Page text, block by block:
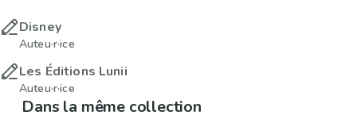
Disney
Auteu·r·ice
Les Éditions Lunii
Auteu·r·ice
Dans la même collection